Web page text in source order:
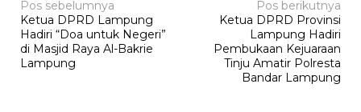
Navigasi
pos
Pos sebelumnya
Ketua DPRD Lampung
Hadiri “Doa untuk Negeri”
di Masjid Raya Al-Bakrie
Lampung
Pos berikutnya
Ketua DPRD Provinsi
Lampung Hadiri
Pembukaan Kejuaraan
Tinju Amatir Polresta
Bandar Lampung